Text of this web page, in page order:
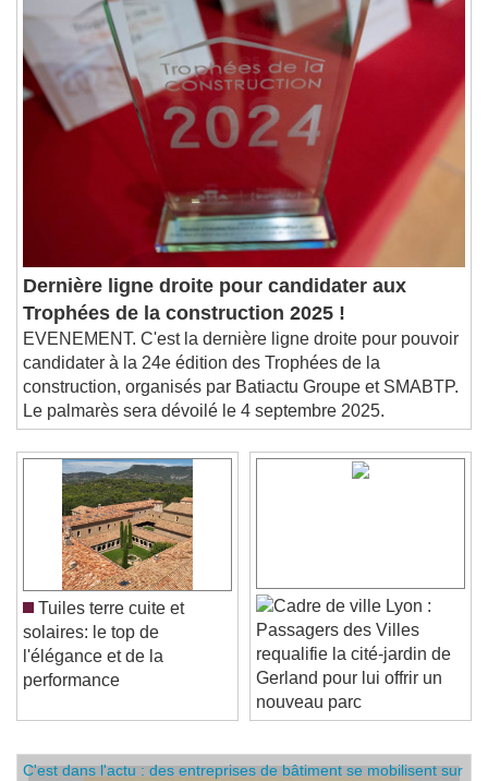
Dernière ligne droite pour candidater aux
Trophées de la construction 2025 !
EVENEMENT. C'est la dernière ligne droite pour pouvoir
candidater à la 24e édition des Trophées de la
construction, organisés par Batiactu Groupe et SMABTP.
Le palmarès sera dévoilé le 4 septembre 2025.
Tuiles terre cuite et
solaires: le top de
l'élégance et de la
performance
Lyon :
Passagers des Villes
requalifie la cité-jardin de
Gerland pour lui offrir un
nouveau parc
C'est dans l'actu : des entreprises de bâtiment se mobilisent sur